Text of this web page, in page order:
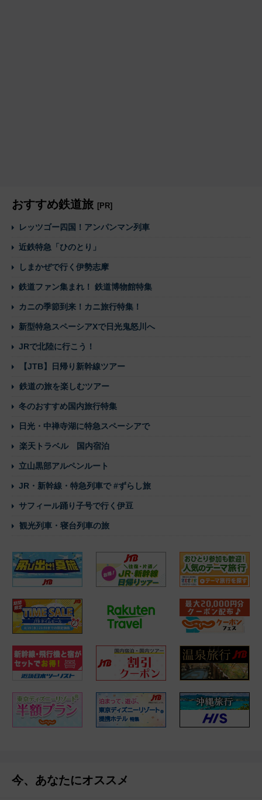
おすすめ鉄道旅 [PR]
レッツゴー四国！アンパンマン列車
近鉄特急「ひのとり」
しまかぜで行く伊勢志摩
鉄道ファン集まれ！ 鉄道博物館特集
カニの季節到来！カニ旅行特集！
新型特急スペーシアXで日光鬼怒川へ
JRで北陸に行こう！
【JTB】日帰り新幹線ツアー
鉄道の旅を楽しむツアー
冬のおすすめ国内旅行特集
日光・中禅寺湖に特急スペーシアで
楽天トラベル 国内宿泊
立山黒部アルペンルート
JR・新幹線・特急列車で #ずらし旅
サフィール踊り子号で行く伊豆
観光列車・寝台列車の旅
今、あなたにオススメ